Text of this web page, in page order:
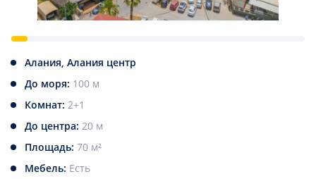
Алания, Алания центр
До моря: 100 м
Комнат: 2+1
До центра: 20 м
Площадь: 70 м²
Мебель: Есть